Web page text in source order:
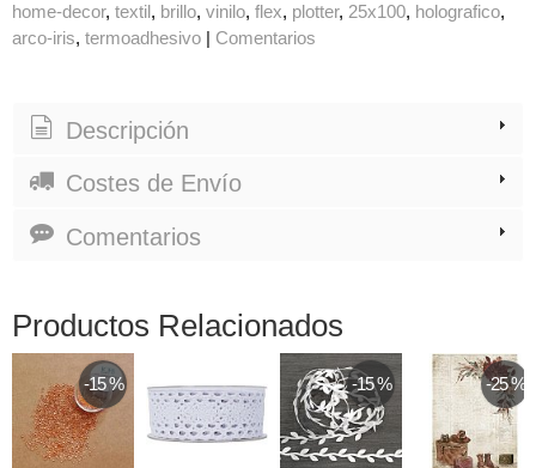
home-decor textil brillo vinilo flex plotter 25x100 holografico
arco-iris termoadhesivo Comentarios
Descripción
Costes de Envío
Comentarios
Productos Relacionados
-15 % -15 % -25 %